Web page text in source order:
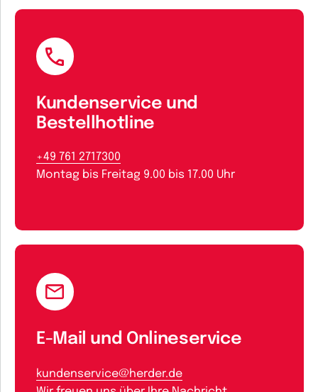
Kundenservice und
Bestellhotline
+49 761 2717300
Montag bis Freitag 9.00 bis 17.00 Uhr
E-Mail und Onlineservice
kundenservice@herder.de